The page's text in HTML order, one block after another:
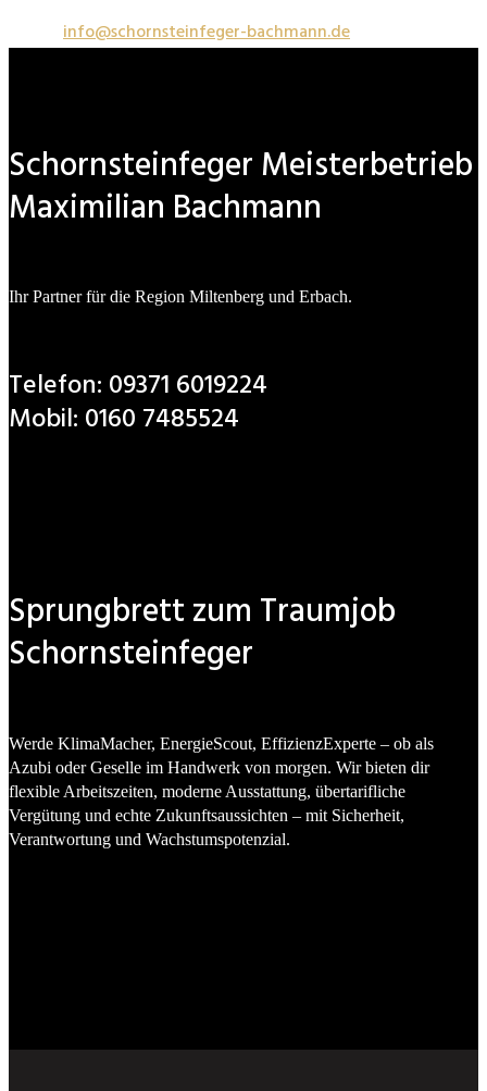
info@schornsteinfeger-bachmann.de
Schornsteinfeger Meisterbetrieb
Maximilian Bachmann
Ihr Partner für die Region Miltenberg und Erbach.
Telefon: 09371 6019224
Mobil: 0160 7485524
Sprungbrett zum Traumjob
Schornsteinfeger
Werde KlimaMacher, EnergieScout, EffizienzExperte – ob als
Azubi oder Geselle im Handwerk von morgen. Wir bieten dir
flexible Arbeitszeiten, moderne Ausstattung, übertarifliche
Vergütung und echte Zukunftsaussichten – mit Sicherheit,
Verantwortung und Wachstumspotenzial.